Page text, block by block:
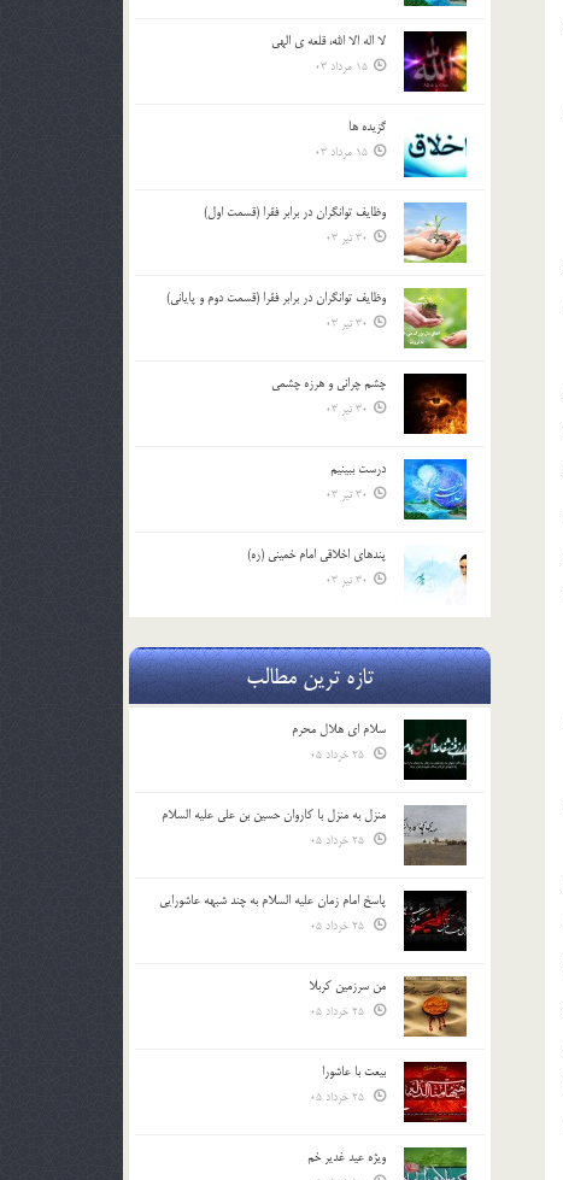
لا اله الا الله، قلعه ي الهي
15 مرداد 03
گزيده ها
15 مرداد 03
وظایف توانگران در برابر فقرا (قسمت اول)
30 تیر 03
وظایف توانگران در برابر فقرا (قسمت دوم و پایانی)
30 تیر 03
چشم ‏چرانى و هرزه‏ چشمى
30 تیر 03
درست ببينيم
30 تیر 03
پندهاي اخلاقي امام خميني (ره)
30 تیر 03
تازه ترین مطالب
سلام ای هلال محرم
منزل به منزل با کاروان حسین بن علی علیه السلام
پاسخ امام زمان علیه السلام به چند شبهه عاشورایی
من سرزمین کربلا
بیعت با عاشورا
ویژه عید غدیر خم